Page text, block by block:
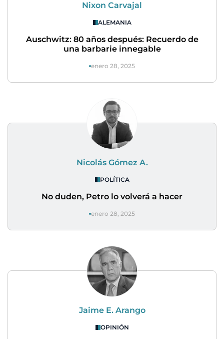
Nixon Carvajal
ALEMANIA
Auschwitz: 80 años después: Recuerdo de
una barbarie innegable
enero 28, 2025
Nicolás Gómez A.
POLÍTICA
No duden, Petro lo volverá a hacer
enero 28, 2025
Jaime E. Arango
OPINIÓN